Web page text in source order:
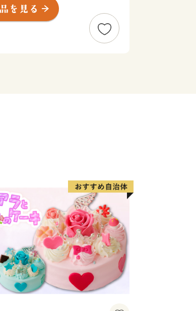
する都市に発展していま